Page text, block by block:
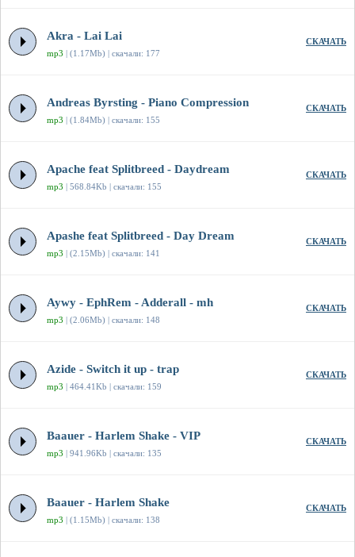
Akra - Lai Lai
mp3 | (1.17Mb) | скачали: 177
СКАЧАТЬ
Andreas Byrsting - Piano Compression
mp3 | (1.84Mb) | скачали: 155
СКАЧАТЬ
Apache feat Splitbreed - Daydream
mp3 | 568.84Kb | скачали: 155
СКАЧАТЬ
Apashe feat Splitbreed - Day Dream
mp3 | (2.15Mb) | скачали: 141
СКАЧАТЬ
Aywy - EphRem - Adderall - mh
mp3 | (2.06Mb) | скачали: 148
СКАЧАТЬ
Azide - Switch it up - trap
mp3 | 464.41Kb | скачали: 159
СКАЧАТЬ
Baauer - Harlem Shake - VIP
mp3 | 941.96Kb | скачали: 135
СКАЧАТЬ
Baauer - Harlem Shake
mp3 | (1.15Mb) | скачали: 138
СКАЧАТЬ